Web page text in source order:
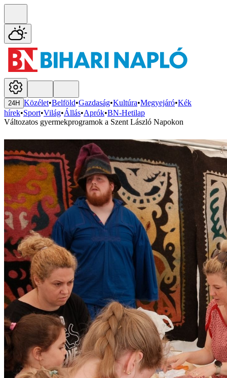
24H Közélet•Belföld•Gazdaság•Kultúra•Megyejáró•Kék
hírek•Sport•Világ•Állás•Aprók•BN-Hetilap
Változatos gyermekprogramok a Szent László Napokon